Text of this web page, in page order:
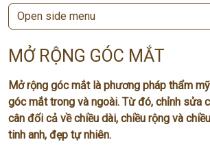
MỞ RỘNG GÓC MẮT
Mở rộng góc mắt là phương pháp thẩm
góc mắt trong và ngoài. Từ đó, chỉnh sửa
cân đối cả về chiều dài, chiều rộng và
tinh anh, đẹp tự nhiên.
Open side menu